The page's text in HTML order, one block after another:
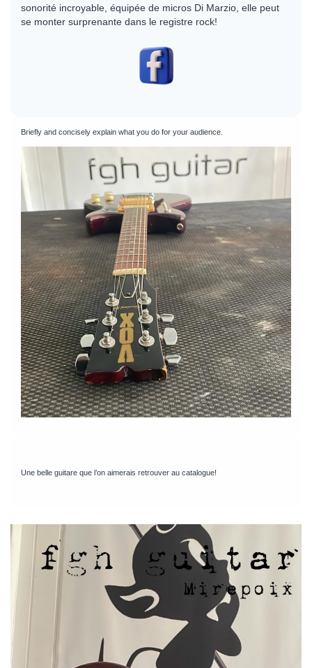
sonorité incroyable, équipée de micros Di Marzio, elle peut
se monter surprenante dans le registre rock!
Briefly and concisely explain what you do for your audience.
Une belle guitare que l’on aimerais retrouver au catalogue!